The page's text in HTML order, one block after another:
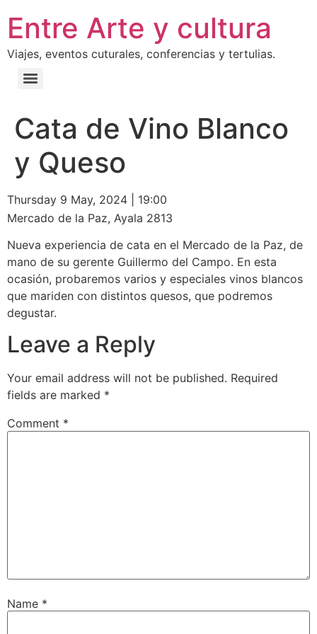
Entre Arte y cultura
Viajes, eventos cuturales, conferencias y tertulias.
Cata de Vino Blanco
y Queso
Thursday 9 May, 2024
19:00
Mercado de la Paz, Ayala 2813
Nueva experiencia de cata en el Mercado de la Paz, de
mano de su gerente Guillermo del Campo. En esta
ocasión, probaremos varios y especiales vinos blancos
que mariden con distintos quesos, que podremos
degustar.
Leave a Reply
Your email address will not be published. Required
fields are marked *
Comment *
Name *